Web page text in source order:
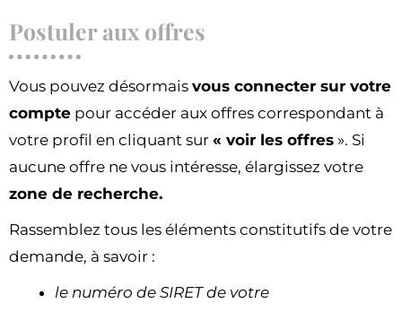
Postuler aux offres
Vous pouvez désormais vous connecter sur votre
compte pour accéder aux offres correspondant à
votre profil en cliquant sur « voir les offres ». Si
aucune offre ne vous intéresse, élargissez votre
zone de recherche.
Rassemblez tous les éléments constitutifs de votre
demande, à savoir :
le numéro de SIRET de votre